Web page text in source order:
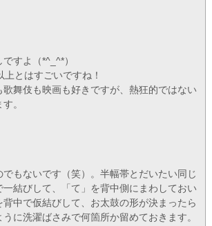
すよ（*^_^*）
とはすごいですね！
舞伎も映画も好きですが、熱狂的ではない
。
もないです（笑）。半幅帯とだいたい同じ
結びして、「て」を背中側にまわしておい
中で仮結びして、お太鼓の形が決まったら
に洗濯ばさみで何箇所か留めておきます。